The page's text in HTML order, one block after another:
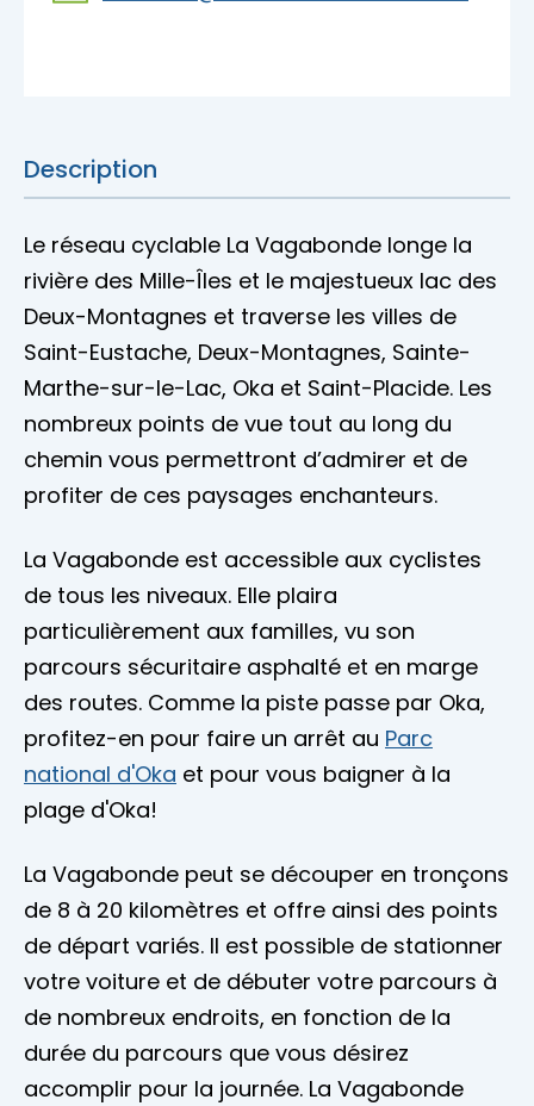
Description
Le réseau cyclable La Vagabonde longe la
rivière des Mille-Îles et le majestueux lac des
Deux-Montagnes et traverse les villes de
Saint-Eustache, Deux-Montagnes, Sainte-
Marthe-sur-le-Lac, Oka et Saint-Placide. Les
nombreux points de vue tout au long du
chemin vous permettront d’admirer et de
profiter de ces paysages enchanteurs.
La Vagabonde est accessible aux cyclistes
de tous les niveaux. Elle plaira
particulièrement aux familles, vu son
parcours sécuritaire asphalté et en marge
des routes. Comme la piste passe par Oka,
profitez-en pour faire un arrêt au Parc
national d'Oka et pour vous baigner à la
plage d'Oka!
La Vagabonde peut se découper en tronçons
de 8 à 20 kilomètres et offre ainsi des points
de départ variés. Il est possible de stationner
votre voiture et de débuter votre parcours à
de nombreux endroits, en fonction de la
durée du parcours que vous désirez
accomplir pour la journée. La Vagabonde